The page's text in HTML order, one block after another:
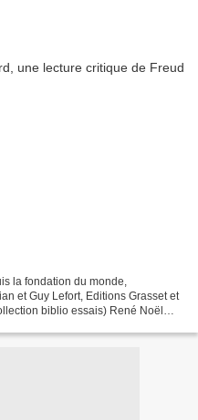
la fondation du monde,
et Guy Lefort, Editions Grasset et
biblio essais) René Noël